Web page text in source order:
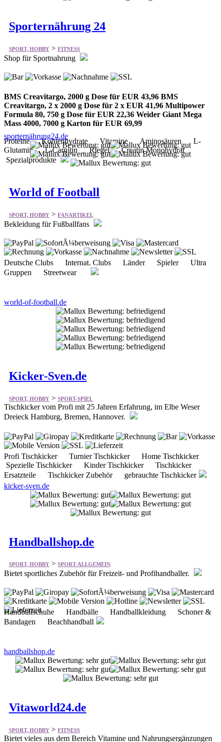
Sporternährung 24
SPORT, HOBBY > FITNESS
Shop für Sportnahrung
BMS Creavitargo, 2000 g Dose für EUR 43,96 BMS
Creavitargo, 2 x 2000 g Dose für 2 x EUR 41,96 Multipower
Formula 80, 750 g Dose für EUR 22,36 Weider Giant Mega
Mass 4000, 7000 g Karton für EUR 69,99
Proteine Kohlenhydrate Vitamine Aminosäuren L-
Glutamin L-Carnitin Riegel Creatin Monohydrat
Spezialprodukte
sporternährung24.de
World of Football
SPORT, HOBBY > FANARTIKEL
Bekleidung für Fußballfans
Deutsche Clubs Internat. Clubs Länder Spieler Ultra
Gruppen Streetwear
world-of-football.de
Kicker-Sven.de
SPORT, HOBBY > SPORT-SPIEL
Tischkicker vom Profi mit 25 Jahren Erfahrung, im Elbe Weser
Dreieck Hamburg, Bremen, Hannover.
Profi Tischkicker Turnier Tischkicker Home Tischkicker
Spezielle Tischkicker Kinder Tischkicker Tischkicker
Ersatzteile Tischkicker Zubehör gebrauchte Tischkicker
kicker-sven.de
Handballshop.de
SPORT, HOBBY > SPORT-ALLGEMEIN
Bietet sportliches Zubehör für Freizeit- und Profihandballer.
Handballschuhe Handbälle Handballkleidung Schoner &
Bandagen Beachhandball
handballshop.de
Vitaworld24.de
SPORT, HOBBY > FITNESS
Bietet vieles aus dem Bereich Vitamine und Nahrungsergänzungen